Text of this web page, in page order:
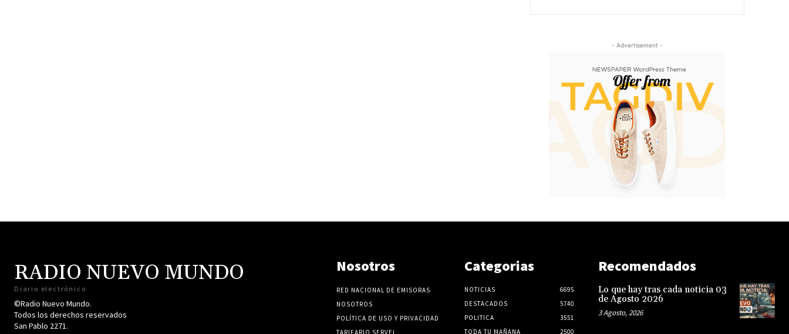
- Advertisement -
RADIO NUEVO MUNDO
Diario electrónico
©Radio Nuevo Mundo.
Todos los derechos reservados
San Pablo 2271.
Nosotros
RED NACIONAL DE EMISORAS
NOSOTROS
POLÍTICA DE USO Y PRIVACIDAD
TARIFARIO SERVEL
Categorias
NOTICIAS
6695
DESTACADOS
5740
POLITICA
3551
TODA TU MAÑANA
2500
Recomendados
Lo que hay tras cada noticia 03
de Agosto 2026
3 Agosto, 2026